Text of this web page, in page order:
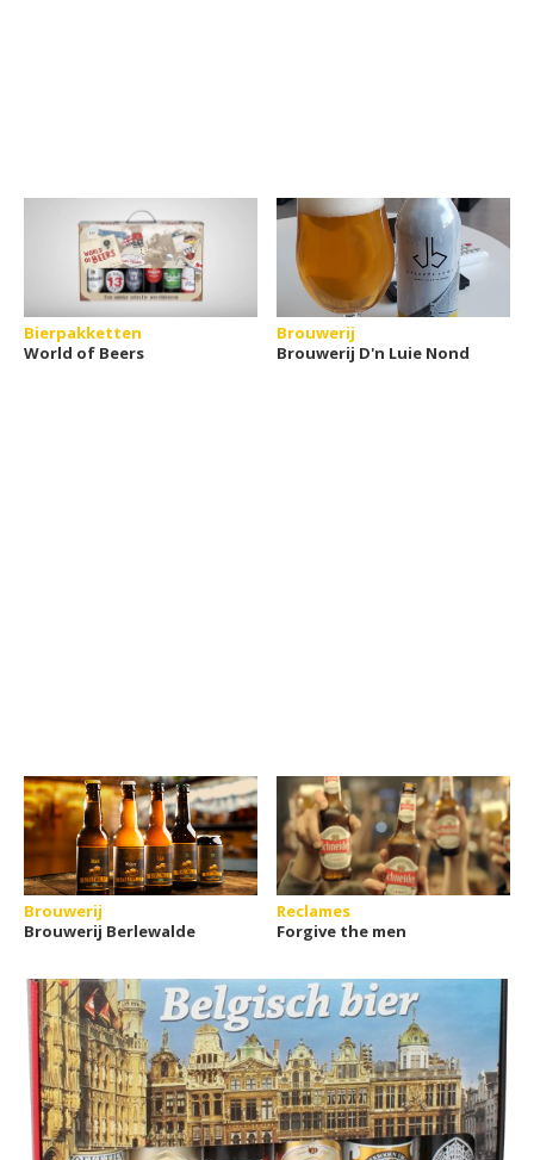
Bierpakketten
World of Beers
Brouwerij
Brouwerij D'n Luie Nond
Brouwerij
Brouwerij Berlewalde
Reclames
Forgive the men